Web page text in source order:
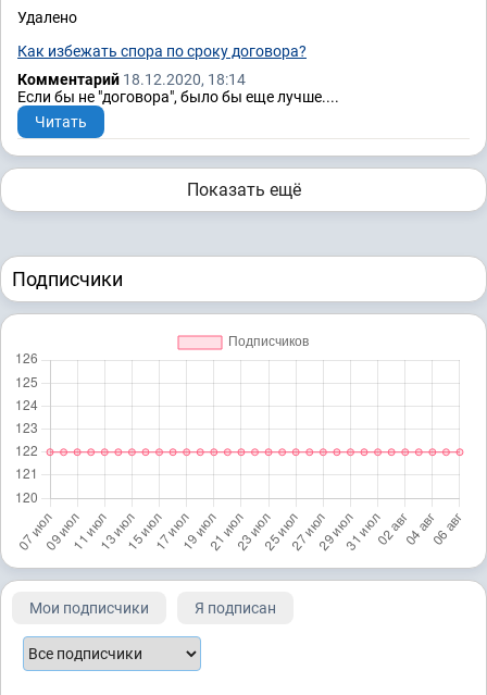
Удалено
Как избежать спора по сроку договора?
Комментарий 18.12.2020, 18:14
Если бы не "договора", было бы еще лучше....
Читать
Показать ещё
Подписчики
Мои подписчики Я подписан